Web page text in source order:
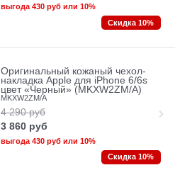
выгода 430 рубили 10%
Скидка 10%
Оригинальный кожаный чехол-
накладка Apple для iPhone 6/6s
цвет «Черный» (MKXW2ZM/A)
MKXW2ZM/A
4 290 руб
3 860 руб
выгода 430 рубили 10%
Скидка 10%